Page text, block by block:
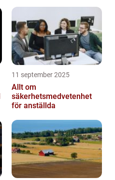
11 september 2025
Allt om
säkerhetsmedvetenhet
för anställda